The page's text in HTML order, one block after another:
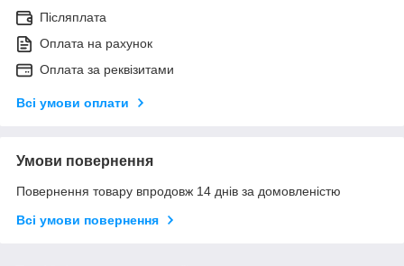
Післяплата
Оплата на рахунок
Оплата за реквізитами
Всі умови оплати
Умови повернення
Повернення товару впродовж 14 днів за домовленістю
Всі умови повернення